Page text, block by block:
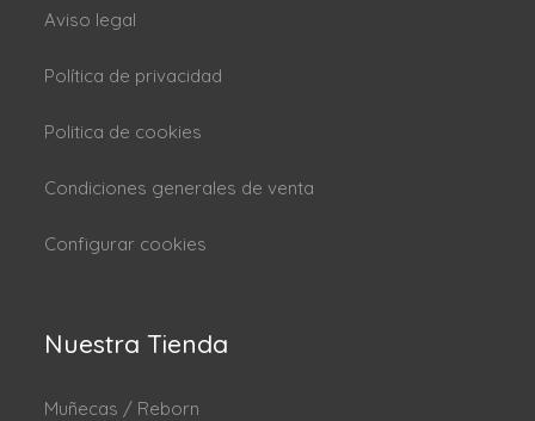
Aviso legal
Política de privacidad
Politica de cookies
Condiciones generales de venta
Configurar cookies
Nuestra Tienda
Muñecas / Reborn